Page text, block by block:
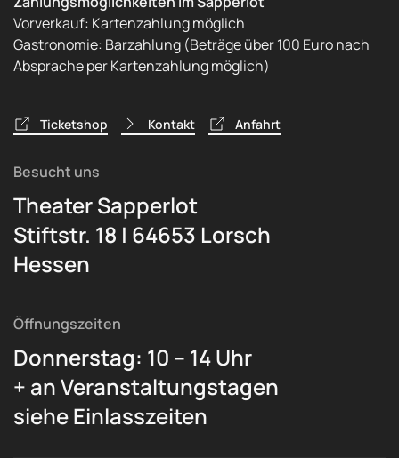
Vorverkauf: Kartenzahlung möglich
Gastronomie: Barzahlung (Beträge über 100 Euro nach
Absprache per Kartenzahlung möglich)
Ticketshop Kontakt Anfahrt
Besucht uns
Theater Sapperlot
Stiftstr. 18 | 64653 Lorsch
Hessen
Öffnungszeiten
Donnerstag: 10 – 14 Uhr
+ an Veranstaltungstagen
siehe Einlasszeiten